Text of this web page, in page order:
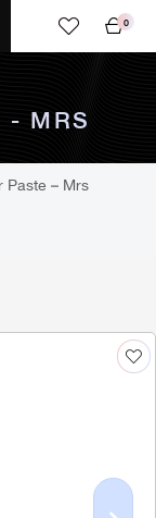
panier
0
- MRS
Paste – Mrs